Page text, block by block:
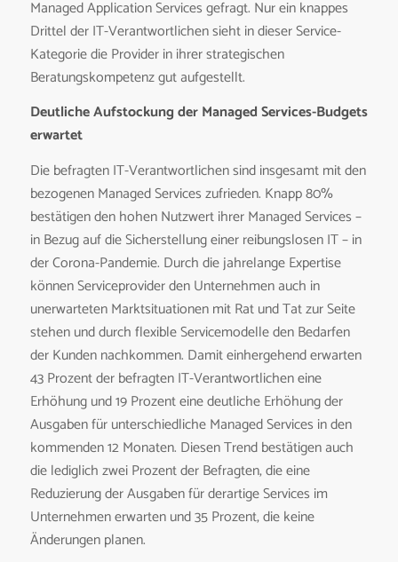
Managed Application Services gefragt. Nur ein knappes
Drittel der IT-Verantwortlichen sieht in dieser Service-
Kategorie die Provider in ihrer strategischen
Beratungskompetenz gut aufgestellt.
Deutliche Aufstockung der Managed Services-Budgets
erwartet
Die befragten IT-Verantwortlichen sind insgesamt mit den
bezogenen Managed Services zufrieden. Knapp 80%
bestätigen den hohen Nutzwert ihrer Managed Services –
in Bezug auf die Sicherstellung einer reibungslosen IT – in
der Corona-Pandemie. Durch die jahrelange Expertise
können Serviceprovider den Unternehmen auch in
unerwarteten Marktsituationen mit Rat und Tat zur Seite
stehen und durch flexible Servicemodelle den Bedarfen
der Kunden nachkommen. Damit einhergehend erwarten
43 Prozent der befragten IT-Verantwortlichen eine
Erhöhung und 19 Prozent eine deutliche Erhöhung der
Ausgaben für unterschiedliche Managed Services in den
kommenden 12 Monaten. Diesen Trend bestätigen auch
die lediglich zwei Prozent der Befragten, die eine
Reduzierung der Ausgaben für derartige Services im
Unternehmen erwarten und 35 Prozent, die keine
Änderungen planen.